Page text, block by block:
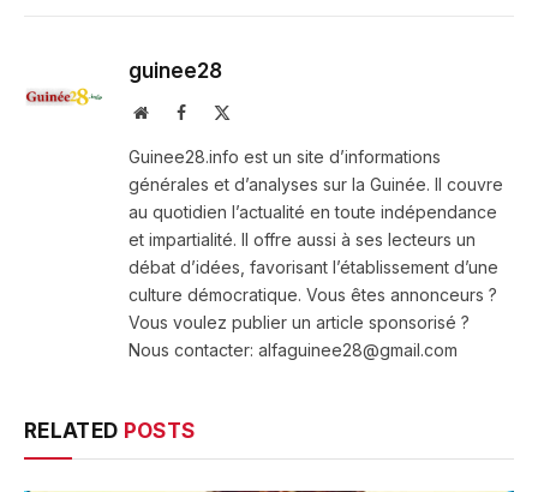
guinee28
WebsiteFacebook
Guinee28.info est un site d’informations
générales et d’analyses sur la Guinée. Il couvre
au quotidien l’actualité en toute indépendance
et impartialité. Il offre aussi à ses lecteurs un
débat d’idées, favorisant l’établissement d’une
culture démocratique. Vous êtes annonceurs ?
Vous voulez publier un article sponsorisé ?
Nous contacter: alfaguinee28@gmail.com
RELATED POSTS